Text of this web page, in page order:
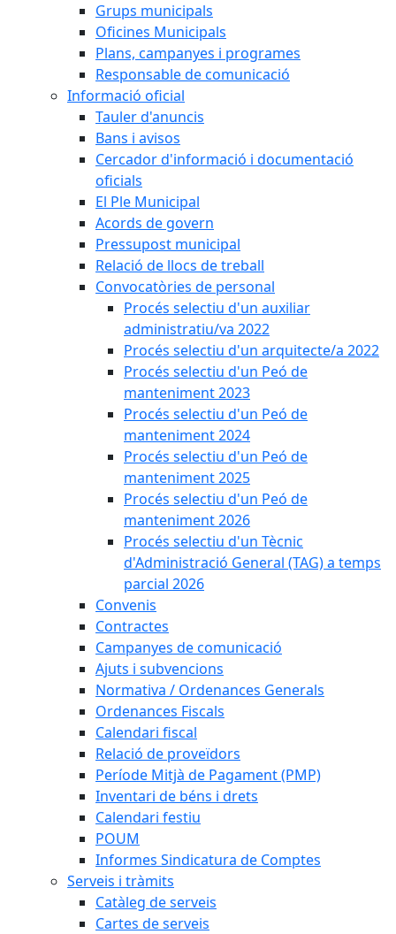
Grups municipals
Oficines Municipals
Plans, campanyes i programes
Responsable de comunicació
Informació oficial
Tauler d'anuncis
Bans i avisos
Cercador d'informació i documentació
oficials
El Ple Municipal
Acords de govern
Pressupost municipal
Relació de llocs de treball
Convocatòries de personal
Procés selectiu d'un auxiliar
administratiu/va 2022
Procés selectiu d'un arquitecte/a 2022
Procés selectiu d'un Peó de
manteniment 2023
Procés selectiu d'un Peó de
manteniment 2024
Procés selectiu d'un Peó de
manteniment 2025
Procés selectiu d'un Peó de
manteniment 2026
Procés selectiu d'un Tècnic
d'Administració General (TAG) a temps
parcial 2026
Convenis
Contractes
Campanyes de comunicació
Ajuts i subvencions
Normativa / Ordenances Generals
Ordenances Fiscals
Calendari fiscal
Relació de proveïdors
Període Mitjà de Pagament (PMP)
Inventari de béns i drets
Calendari festiu
POUM
Informes Sindicatura de Comptes
Serveis i tràmits
Catàleg de serveis
Cartes de serveis